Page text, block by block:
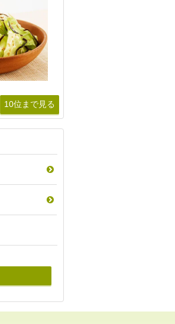
10位まで見る